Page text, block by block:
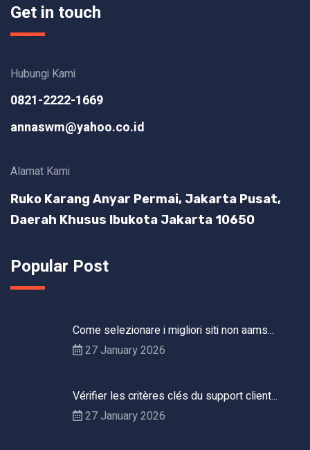
Get in touch
Hubungi Kami
0821-2222-1669
annaswm@yahoo.co.id
Alamat Kami
Ruko Karang Anyar Permai, Jakarta Pusat,
Daerah Khusus Ibukota Jakarta 10650
Popular Post
Come selezionare i migliori siti non aams...
27 January 2026
Vérifier les critères clés du support client...
27 January 2026